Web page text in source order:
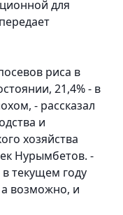
для
риса в
21,4% - в
- рассказал
и
хозяйства
Нурымбетов. -
текущем году
возможно, и